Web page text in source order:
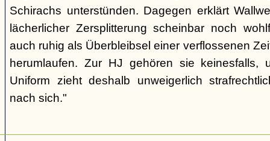
Schirachs unterstünden. Dagegen erklärt
lächerlicher Zersplitterung scheinbar noch
auch ruhig als Überbleibsel einer verflossenen
herumlaufen. Zur HJ gehören sie keinesfalls,
Uniform zieht deshalb unweigerlich
nach sich."